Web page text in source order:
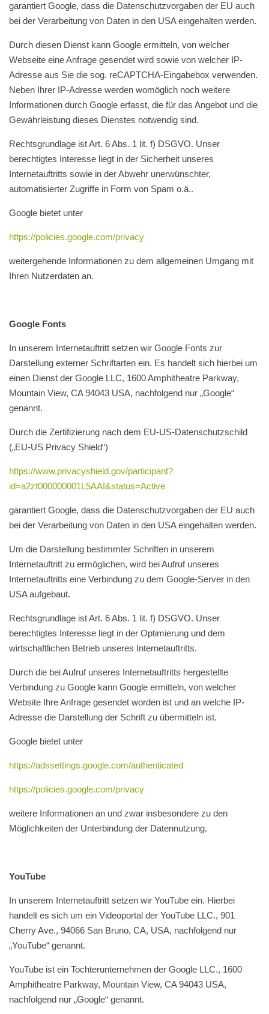
garantiert Google, dass die Datenschutzvorgaben der EU auch
bei der Verarbeitung von Daten in den USA eingehalten werden.
Durch diesen Dienst kann Google ermitteln, von welcher
Webseite eine Anfrage gesendet wird sowie von welcher IP-
Adresse aus Sie die sog. reCAPTCHA-Eingabebox verwenden.
Neben Ihrer IP-Adresse werden womöglich noch weitere
Informationen durch Google erfasst, die für das Angebot und die
Gewährleistung dieses Dienstes notwendig sind.
Rechtsgrundlage ist Art. 6 Abs. 1 lit. f) DSGVO. Unser
berechtigtes Interesse liegt in der Sicherheit unseres
Internetauftritts sowie in der Abwehr unerwünschter,
automatisierter Zugriffe in Form von Spam o.ä..
Google bietet unter
https://policies.google.com/privacy
weitergehende Informationen zu dem allgemeinen Umgang mit
Ihren Nutzerdaten an.
Google Fonts
In unserem Internetauftritt setzen wir Google Fonts zur
Darstellung externer Schriftarten ein. Es handelt sich hierbei um
einen Dienst der Google LLC, 1600 Amphitheatre Parkway,
Mountain View, CA 94043 USA, nachfolgend nur „Google“
genannt.
Durch die Zertifizierung nach dem EU-US-Datenschutzschild
(„EU-US Privacy Shield“)
https://www.privacyshield.gov/participant?
id=a2zt000000001L5AAI&status=Active
garantiert Google, dass die Datenschutzvorgaben der EU auch
bei der Verarbeitung von Daten in den USA eingehalten werden.
Um die Darstellung bestimmter Schriften in unserem
Internetauftritt zu ermöglichen, wird bei Aufruf unseres
Internetauftritts eine Verbindung zu dem Google-Server in den
USA aufgebaut.
Rechtsgrundlage ist Art. 6 Abs. 1 lit. f) DSGVO. Unser
berechtigtes Interesse liegt in der Optimierung und dem
wirtschaftlichen Betrieb unseres Internetauftritts.
Durch die bei Aufruf unseres Internetauftritts hergestellte
Verbindung zu Google kann Google ermitteln, von welcher
Website Ihre Anfrage gesendet worden ist und an welche IP-
Adresse die Darstellung der Schrift zu übermitteln ist.
Google bietet unter
https://adssettings.google.com/authenticated
https://policies.google.com/privacy
weitere Informationen an und zwar insbesondere zu den
Möglichkeiten der Unterbindung der Datennutzung.
YouTube
In unserem Internetauftritt setzen wir YouTube ein. Hierbei
handelt es sich um ein Videoportal der YouTube LLC., 901
Cherry Ave., 94066 San Bruno, CA, USA, nachfolgend nur
„YouTube“ genannt.
YouTube ist ein Tochterunternehmen der Google LLC., 1600
Amphitheatre Parkway, Mountain View, CA 94043 USA,
nachfolgend nur „Google“ genannt.